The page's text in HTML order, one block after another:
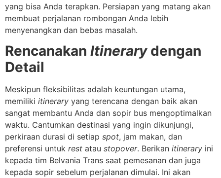
yang bisa Anda terapkan. Persiapan yang matang akan
membuat perjalanan rombongan Anda lebih
menyenangkan dan bebas masalah.
Rencanakan Itinerarydengan
Detail
Meskipun fleksibilitas adalah keuntungan utama,
memiliki itinerary yang terencana dengan baik akan
sangat membantu Anda dan sopir bus mengoptimalkan
waktu. Cantumkan destinasi yang ingin dikunjungi,
perkiraan durasi di setiap spot, jam makan, dan
preferensi untuk rest atau stopover. Berikan itinerary ini
kepada tim Belvania Trans saat pemesanan dan juga
kepada sopir sebelum perjalanan dimulai. Ini akan